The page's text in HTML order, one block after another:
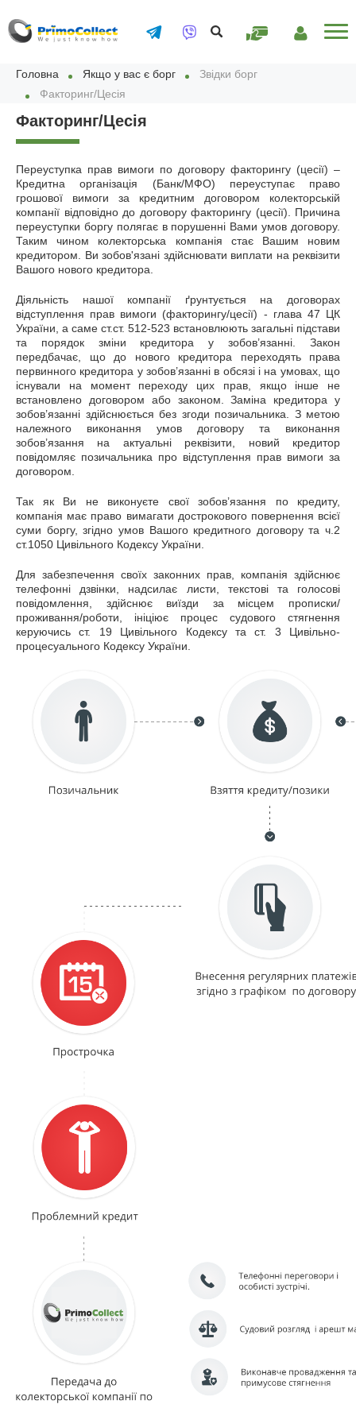
ОНЛАЙН
КАБІНЕТ
Головна Якщо у вас є борг
Звідки борг
Факторинг/Цесія
Факторинг/Цесія
Переуступка прав вимоги по договору факторингу (цесії) –
Кредитна організація (Банк/МФО) переуступає право
грошової вимоги за кредитним договором колекторській
компанії відповідно до договору факторингу (цесії). Причина
переуступки боргу полягає в порушенні Вами умов договору.
Таким чином колекторська компанія стає Вашим новим
кредитором. Ви зобов'язані здійснювати виплати на реквізити
Вашого нового кредитора.
Діяльність нашої компанії ґрунтується на договорах
відступлення прав вимоги (факторингу/цесії) - глава 47 ЦК
України, а саме ст.ст. 512-523 встановлюють загальні підстави
та порядок зміни кредитора у зобов’язанні. Закон
передбачає, що до нового кредитора переходять права
первинного кредитора у зобов’язанні в обсязі і на умовах, що
існували на момент переходу цих прав, якщо інше не
встановлено договором або законом. Заміна кредитора у
зобов’язанні здійснюється без згоди позичальника. З метою
належного виконання умов договору та виконання
зобов’язання на актуальні реквізити, новий кредитор
повідомляє позичальника про відступлення прав вимоги за
договором.
Так як Ви не виконуєте свої зобов’язання по кредиту,
компанія має право вимагати дострокового повернення всієї
суми боргу, згідно умов Вашого кредитного договору та ч.2
ст.1050 Цивільного Кодексу України.
Для забезпечення своїх законних прав, компанія здійснює
телефонні дзвінки, надсилає листи, текстові та голосові
повідомлення, здійснює виїзди за місцем прописки/
проживання/роботи, ініціює процес судового стягнення
керуючись ст. 19 Цивільного Кодексу та ст. 3 Цивільно-
процесуального Кодексу України.